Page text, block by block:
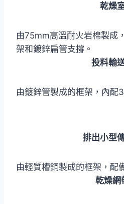
乾燥
由75mm高溫耐火岩棉製成
架和鍍鋅扁管支撐。
投料輸
由鍍鋅管製成的框架，內配
排出小型
由輕質槽鋼製成的框架，配
乾燥網